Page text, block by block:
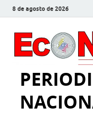
8 de agosto de 2026